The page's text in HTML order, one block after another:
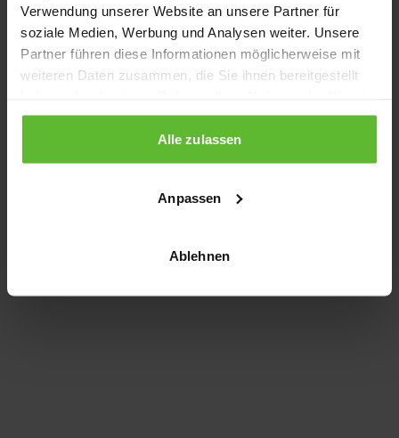
Verwendung unserer Website an unsere Partner für
soziale Medien, Werbung und Analysen weiter. Unsere
Partner führen diese Informationen möglicherweise mit
weiteren Daten zusammen, die Sie ihnen bereitgestellt
gesammelt haben.
Alle zulassen
Anpassen
Ablehnen
Application error: a client-side exception has occurred
loading www.kurzwego.de (see the browser console for more
information).